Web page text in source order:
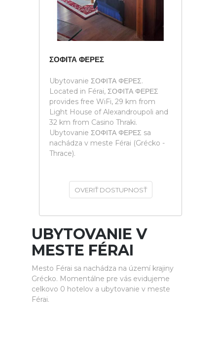
ΣΟΦΙΤΑ ΦΕΡΕΣ
Ubytovanie ΣΟΦΙΤΑ ΦΕΡΕΣ.
Located in Férai, ΣΟΦΙΤΑ ΦΕΡΕΣ
provides free WiFi, 29 km from
Light House of Alexandroupoli and
32 km from Casino Thraki.
Ubytovanie ΣΟΦΙΤΑ ΦΕΡΕΣ sa
nachádza v meste Férai (Grécko -
Thrace).
OVERIŤ DOSTUPNOSŤ
UBYTOVANIE V
MESTE FÉRAI
Mesto Férai sa nachádza na území krajiny
Grécko. Momentálne pre vás evidujeme
celkovo 0 hotelov a ubytovanie v meste
Férai.